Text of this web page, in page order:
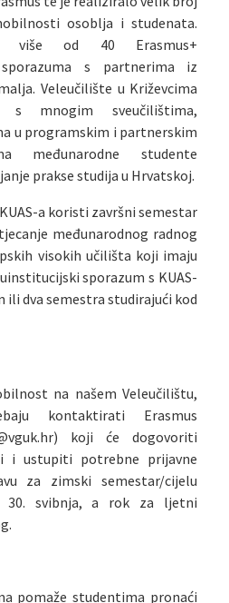
osoblja i studenata.
više od 40 Erasmus+
sporazuma s partnerima iz
Veleučilište u Križevcima
s mnogim sveučilištima,
u programskim i partnerskim
međunarodne studente
prakse studija u Hrvatskoj.
a koristi završni semestar
međunarodnog radnog
visokih učilišta koji imaju
sporazum s KUAS-
ili dva semestra studirajući kod
na našem Veleučilištu,
kontaktirati Erasmus
koji će dogovoriti
i ustupiti potrebne prijavne
za zimski semestar/cijelu
30. svibnja, a rok za ljetni
pomaže studentima pronaći